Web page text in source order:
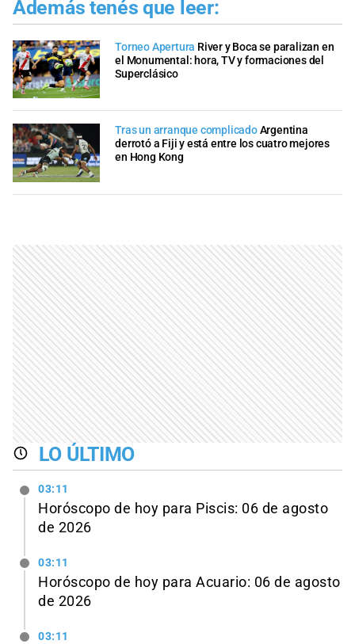
Además tenés que leer:
Torneo Apertura River y Boca se paralizan en
el Monumental: hora, TV y formaciones del
Superclásico
Tras un arranque complicadoArgentina
derrotó a Fiji y está entre los cuatro mejores
en Hong Kong
LO ÚLTIMO
03:11
Horóscopo de hoy para Piscis: 06 de agosto
de 2026
03:11
Horóscopo de hoy para Acuario: 06 de agosto
de 2026
03:11